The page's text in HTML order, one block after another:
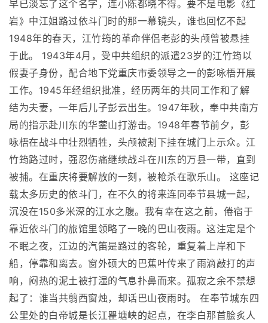
早已淡忘了这个名字，连小陈都晓不得。要不是电影《红
岩》中江姐路过依斗门时的那一幕镜头，谁也回忆不起
1948年的春天，江竹筠的革命伴侣老彭的头颅曾被悬挂
于此。 1943年4月，受中共组织的派遣23岁的江竹筠以
假妻子身份，配合地下党重庆市委领导之一的彭咏梧开展
工作。1945年经组织批准，经历两年的共同工作和了解
结为夫妻，一年后儿子彭云出生。1947年秋，奉中共南方
局的指示赴川东的华蓥山打游击。1948年春节前夕，彭
咏梧在战斗中壮烈牺牲，头颅被割下挂在城门上示众。江
竹筠路过时，强忍伤痛继续战斗在川东的万县一带，直到
被捕。在重庆将要解放的一刻，被枪杀在歌乐山。 这座记
载太多历史的依斗门，在不久的将来连同奉节县城一起，
沉没在150多米深的江水之腹。我有幸在这之前，倦宿于
靠近依斗门的旅馆里领略了一晚的巴山夜雨。这注定是个
不眠之夜，江边的汽笛是路过的客轮，重复着上岸和下
船，停靠和离去。窗外硕大的巴蕉叶传来了雨滴敲打的声
响，闷热的泥土被打湿的气息扑鼻而来。孤寂之余不禁想
起了：谁当共翦西窗烛，却话巴山夜雨时。 在奉节城东四
公里处的白帝城是长江瞿塘峡的起点，在李白那首脍炙人